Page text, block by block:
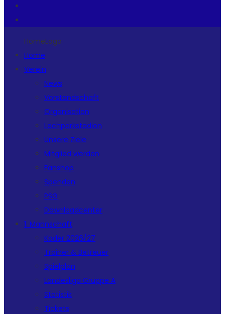
HomeLogo
Home
Verein
News
Vorstandschaft
Organisation
Lechparkstadion
Unsere Ziele
Mitglied werden
Fanshop
Spenden
PSG
Downloadcenter
1. Mannschaft
Kader 2026/27
Trainer & Betreuer
Spielplan
Landesliga Gruppe A
Statistik
Tickets